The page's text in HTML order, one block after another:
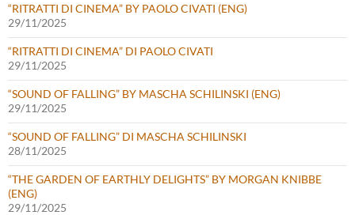
“RITRATTI DI CINEMA” BY PAOLO CIVATI (ENG)
29/11/2025
“RITRATTI DI CINEMA” DI PAOLO CIVATI
29/11/2025
“SOUND OF FALLING” BY MASCHA SCHILINSKI (ENG)
29/11/2025
“SOUND OF FALLING” DI MASCHA SCHILINSKI
28/11/2025
“THE GARDEN OF EARTHLY DELIGHTS” BY MORGAN KNIBBE
(ENG)
29/11/2025